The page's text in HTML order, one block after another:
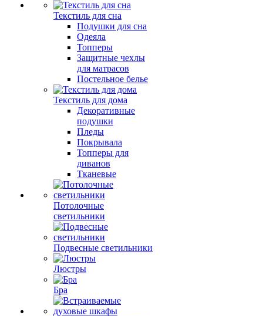
Текстиль для сна
Подушки для сна
Одеяла
Топперы
Защитные чехлы
для матрасов
Постельное белье
Текстиль для дома
Декоративные
подушки
Пледы
Покрывала
Топперы для
диванов
Тканевые
Потолочные
светильники
Подвесные светильники
Люстры
Бра